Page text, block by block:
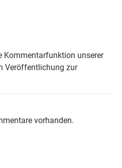
Kommentarfunktion unserer
Veröffentlichung zur
vorhanden.